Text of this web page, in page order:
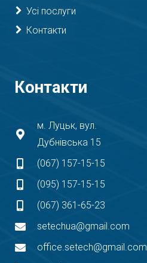
Усі послуги
Контакти
Контакти
м. Луцьк, вул.
Дубнівська 15
(067) 157-15-15
(095) 157-15-15
(067) 361-65-23
setechua@gmail.com
office.setech@gmail.com